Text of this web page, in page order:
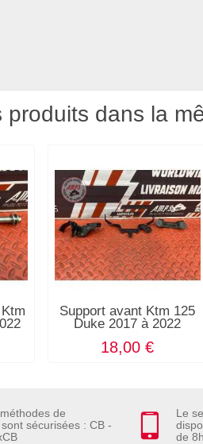
produits dans la
Support avant Ktm 125
Duke 2017 à 2022
18,00 €
de
sécurisées : CB -
Le
de